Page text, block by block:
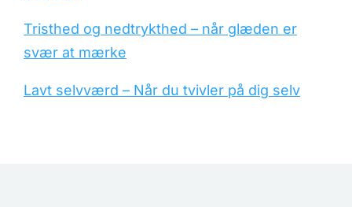
Tristhed og nedtrykthed – når glæden er
svær at mærke
Lavt selvværd – Når du tvivler på dig selv